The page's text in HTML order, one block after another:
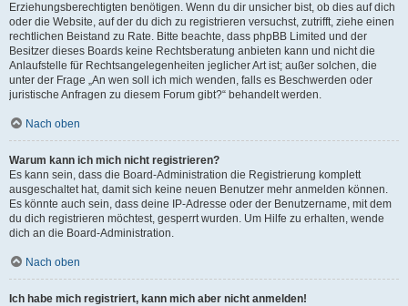
Erziehungsberechtigten benötigen. Wenn du dir unsicher bist, ob dies auf dich
oder die Website, auf der du dich zu registrieren versuchst, zutrifft, ziehe einen
rechtlichen Beistand zu Rate. Bitte beachte, dass phpBB Limited und der
Besitzer dieses Boards keine Rechtsberatung anbieten kann und nicht die
Anlaufstelle für Rechtsangelegenheiten jeglicher Art ist; außer solchen, die
unter der Frage „An wen soll ich mich wenden, falls es Beschwerden oder
juristische Anfragen zu diesem Forum gibt?“ behandelt werden.
Nach oben
Warum kann ich mich nicht registrieren?
Es kann sein, dass die Board-Administration die Registrierung komplett
ausgeschaltet hat, damit sich keine neuen Benutzer mehr anmelden können.
Es könnte auch sein, dass deine IP-Adresse oder der Benutzername, mit dem
du dich registrieren möchtest, gesperrt wurden. Um Hilfe zu erhalten, wende
dich an die Board-Administration.
Nach oben
Ich habe mich registriert, kann mich aber nicht anmelden!